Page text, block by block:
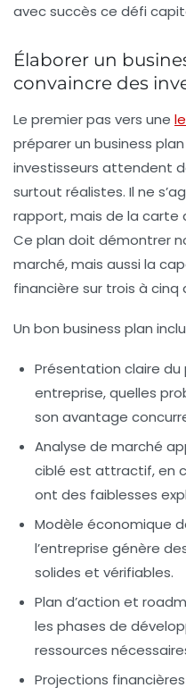
avec succès ce défi
Élaborer un
convaincre des
Le premier pas vers une
préparer un business
investisseurs attendent
surtout réalistes. Il ne
rapport, mais de la carte
Ce plan doit démontrer
marché, mais aussi la
financière sur trois à cinq
Un bon business plan
Présentation claire du
entreprise, quelles
son avantage
Analyse de marché
ciblé est attractif, en
ont des faiblesses
Modèle économique
l’entreprise génère
solides et vérifiables.
Plan d’action et
les phases de
ressources
Projections financières